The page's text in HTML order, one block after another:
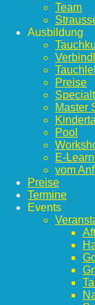
Team
Ausbildung
Preise
Master
Pool
E-
vom
Preise
Termine
Events